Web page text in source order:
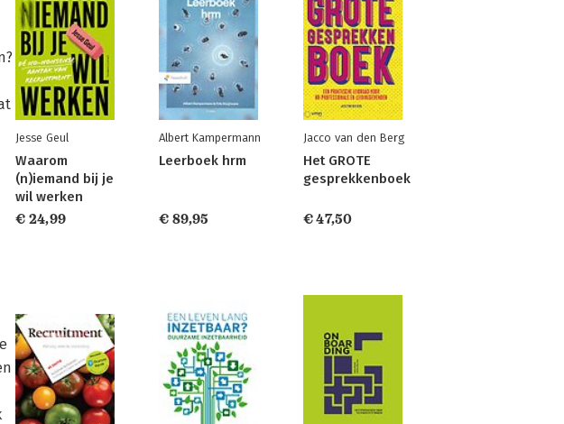
Jesse Geul
Waarom
(n)iemand bij je
wil werken
€ 24,99
Albert Kampermann
Leerboek hrm
€ 89,95
Jacco van den Berg
Het GROTE
gesprekkenboek
€ 47,50